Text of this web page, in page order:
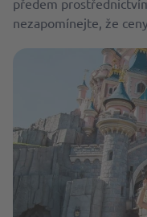
předem
nezapomínejte, že